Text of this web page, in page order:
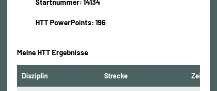
Startnummer: 14134
HTT PowerPoints: 196
Meine HTT Ergebnisse
Disziplin Strecke Zeit